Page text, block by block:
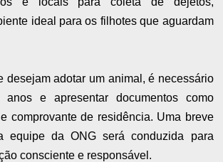
ideal para os filhotes que aguardam
desejam adotar um animal, é necessário
e apresentar documentos como
comprovante de residência. Uma breve
equipe da ONG será conduzida para
consciente e responsável.